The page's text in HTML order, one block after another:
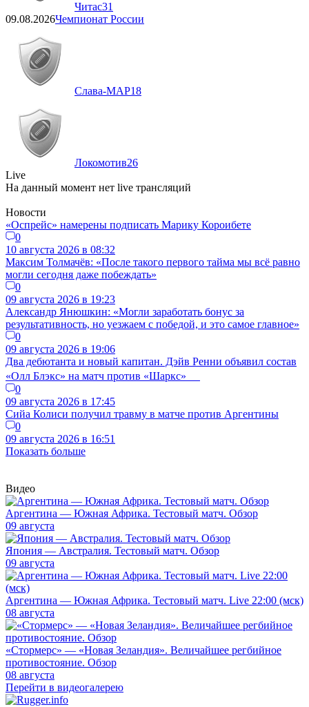
Читас31
09.08.2026Чемпионат России
Слава-МАР18
Локомотив26
Live
На данный момент нет live трансляций
Новости
«Оспрейс» намерены подписать Марику Короибете
0
10 августа 2026 в 08:32
Максим Толмачёв: «После такого первого тайма мы всё равно
могли сегодня даже побеждать»
0
09 августа 2026 в 19:23
Александр Янюшкин: «Могли заработать бонус за
результативность, но уезжаем с победой, и это самое главное»
0
09 августа 2026 в 19:06
Два дебютанта и новый капитан. Дэйв Ренни объявил состав
«Олл Блэкс» на матч против «Шаркс»
0
09 августа 2026 в 17:45
Сийа Колиси получил травму в матче против Аргентины
0
09 августа 2026 в 16:51
Показать больше
Видео
Аргентина — Южная Африка. Тестовый матч. Обзор
09 августа
Япония — Австралия. Тестовый матч. Обзор
09 августа
Аргентина — Южная Африка. Тестовый матч. Live 22:00 (мск)
08 августа
«Стормерс» — «Новая Зеландия». Величайшее регбийное
противостояние. Обзор
08 августа
Перейти в видеогалерею